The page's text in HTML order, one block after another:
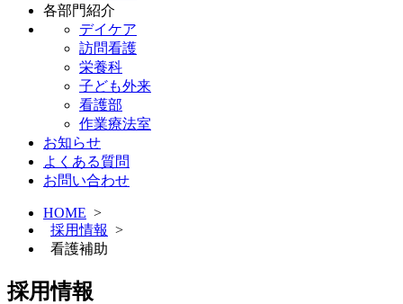
各部門紹介
デイケア
訪問看護
栄養科
子ども外来
看護部
作業療法室
お知らせ
よくある質問
お問い合わせ
HOME >
採用情報 >
看護補助
採用情報